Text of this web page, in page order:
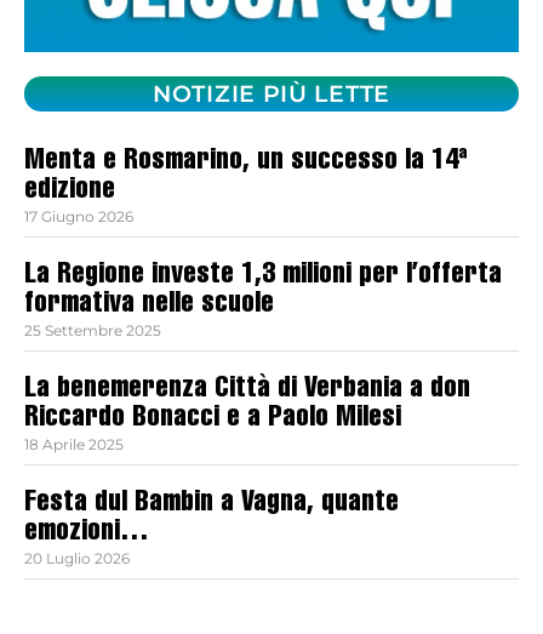
NOTIZIE PIÙ LETTE
Menta e Rosmarino, un successo la 14ª
edizione
17 Giugno 2026
La Regione investe 1,3 milioni per l’offerta
formativa nelle scuole
25 Settembre 2025
La benemerenza Città di Verbania a don
Riccardo Bonacci e a Paolo Milesi
18 Aprile 2025
Festa dul Bambin a Vagna, quante
emozioni…
20 Luglio 2026